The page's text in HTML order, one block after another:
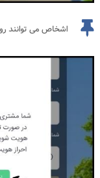
اشخاص می توانند